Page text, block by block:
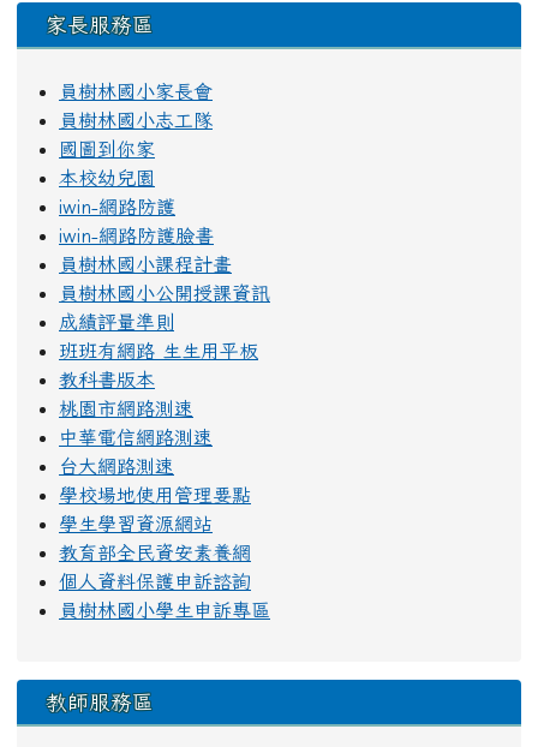
家長服務區
員樹林國小家長會
員樹林國小志工隊
國圖到你家
本校幼兒園
iwin-網路防護
iwin-網路防護臉書
員樹林國小課程計畫
員樹林國小公開授課資訊
成績評量準則
班班有網路 生生用平板
教科書版本
桃園市網路測速
中華電信網路測速
台大網路測速
學校場地使用管理要點
學生學習資源網站
教育部全民資安素養網
個人資料保護申訴諮詢
員樹林國小學生申訴專區
教師服務區